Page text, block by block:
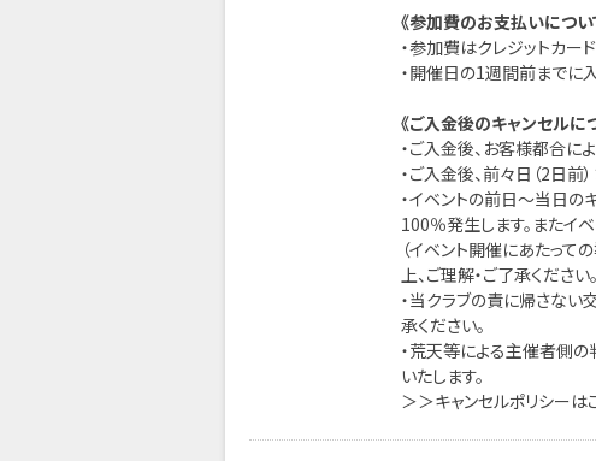
《参加費のお支払いについ
・参加費はクレジットカー
・開催日の1週間前までに
《ご入金後のキャンセルに
・ご入金後、お客様都合に
・ご入金後、前々日（2日前
・イベントの前日～当日の
100％発生します。またイ
（イベント開催にあたっ
上、ご理解・ご了承ください。
・当クラブの責に帰さな
承ください。‬
・荒天等による主催者側
いたします。
＞＞キャンセルポリシーは